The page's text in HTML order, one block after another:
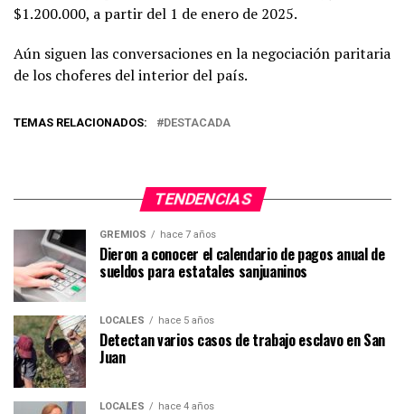
$1.200.000, a partir del 1 de enero de 2025.
Aún siguen las conversaciones en la negociación paritaria
de los choferes del interior del país.
TEMAS RELACIONADOS: DESTACADA
TENDENCIAS
GREMIOS hace 7 años
Dieron a conocer el calendario de pagos anual de
sueldos para estatales sanjuaninos
LOCALES hace 5 años
Detectan varios casos de trabajo esclavo en San
Juan
LOCALES hace 4 años